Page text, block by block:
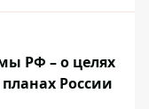
РФ – о целях
России